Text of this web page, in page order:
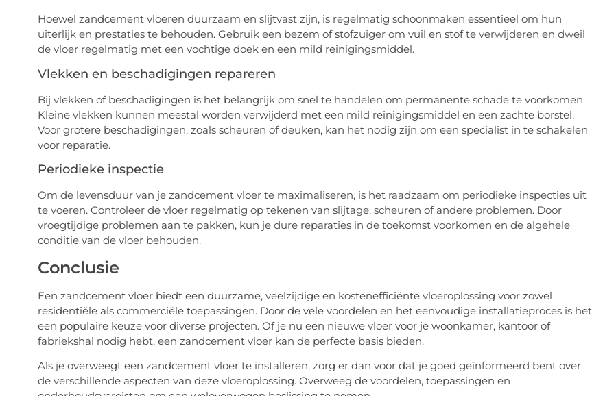
Hoewel zandcement vloeren duurzaam en slijtvast zijn, is regelmatig schoonmaken essentieel om hun
uiterlijk en prestaties te behouden. Gebruik een bezem of stofzuiger om vuil en stof te verwijderen en dweil
de vloer regelmatig met een vochtige doek en een mild reinigingsmiddel.
Vlekken en beschadigingen repareren
Bij vlekken of beschadigingen is het belangrijk om snel te handelen om permanente schade te voorkomen.
Kleine vlekken kunnen meestal worden verwijderd met een mild reinigingsmiddel en een zachte borstel.
Voor grotere beschadigingen, zoals scheuren of deuken, kan het nodig zijn om een specialist in te schakelen
voor reparatie.
Periodieke inspectie
Om de levensduur van je zandcement vloer te maximaliseren, is het raadzaam om periodieke inspecties uit
te voeren. Controleer de vloer regelmatig op tekenen van slijtage, scheuren of andere problemen. Door
vroegtijdige problemen aan te pakken, kun je dure reparaties in de toekomst voorkomen en de algehele
conditie van de vloer behouden.
Conclusie
Een zandcement vloer biedt een duurzame, veelzijdige en kostenefficiënte vloeroplossing voor zowel
residentiële als commerciële toepassingen. Door de vele voordelen en het eenvoudige installatieproces is het
een populaire keuze voor diverse projecten. Of je nu een nieuwe vloer voor je woonkamer, kantoor of
fabriekshal nodig hebt, een zandcement vloer kan de perfecte basis bieden.
Als je overweegt een zandcement vloer te installeren, zorg er dan voor dat je goed geïnformeerd bent over
de verschillende aspecten van deze vloeroplossing. Overweeg de voordelen, toepassingen en